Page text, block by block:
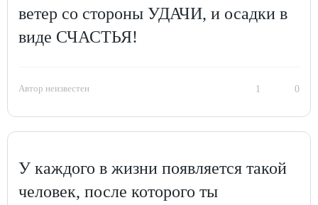
ветер со стороны УДАЧИ, и осадки в
виде СЧАСТЬЯ!
Автор неизвестен 1 0
У каждого в жизни появляется такой
человек, после которого ты